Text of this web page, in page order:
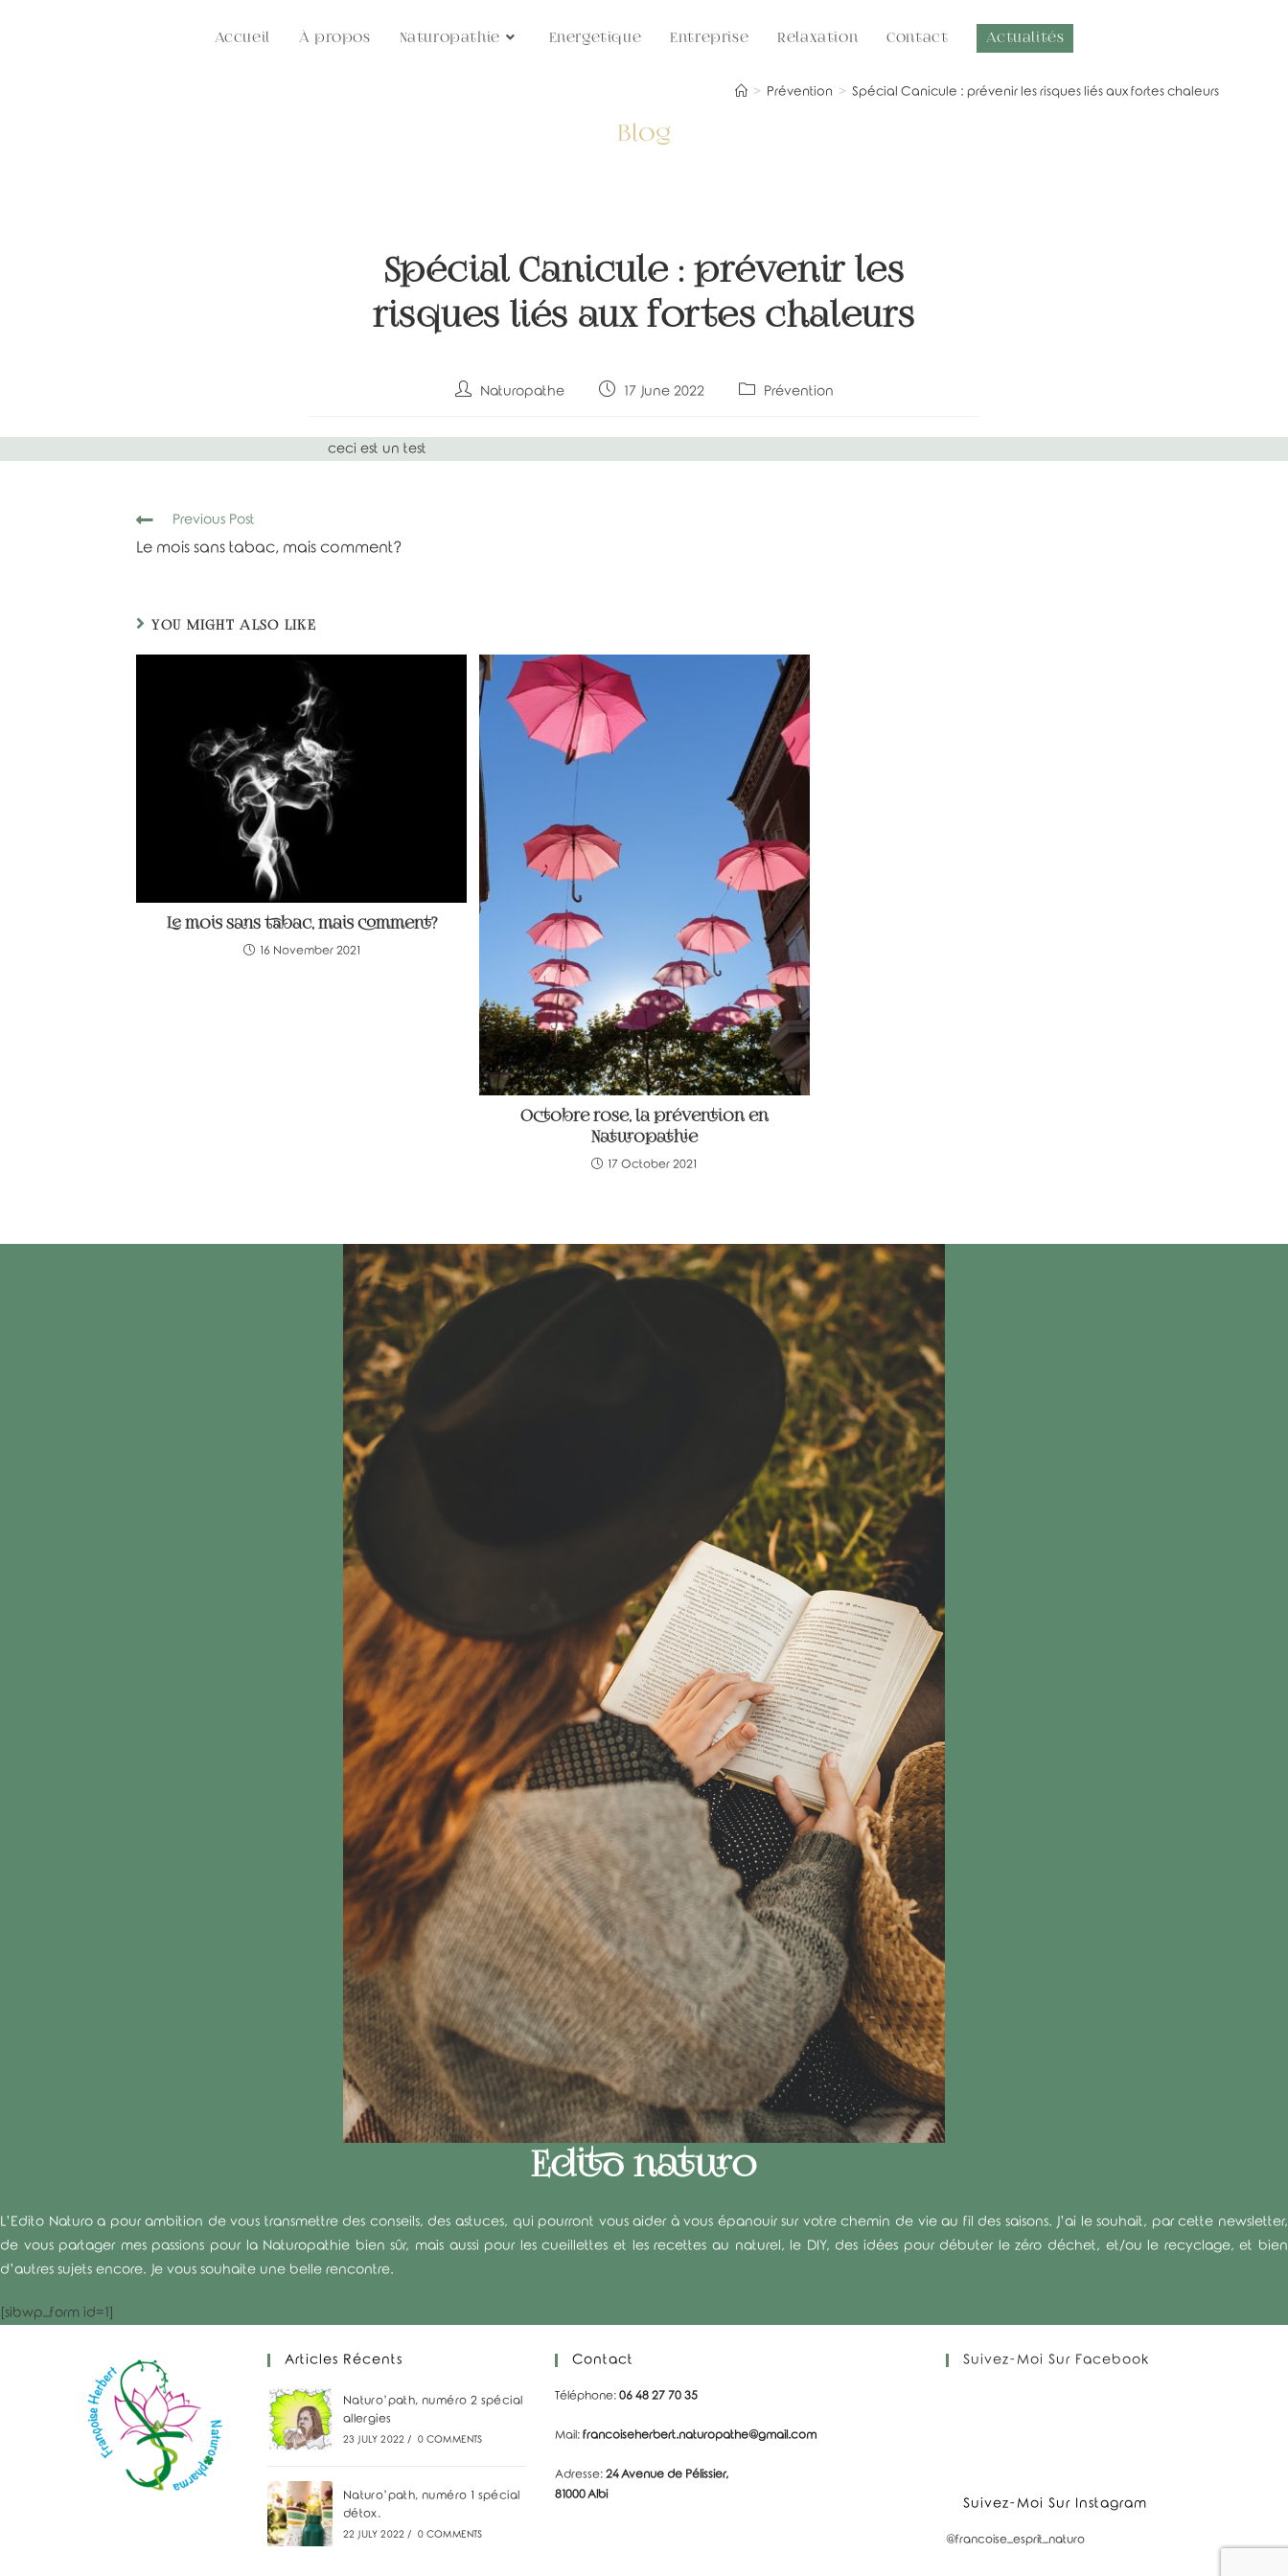
Accueil À propos Naturopathie Energetique Entreprise Relaxation Contact Actualités
Blog
> Prévention > Spécial Canicule : prévenir les risques liés aux fortes chaleurs
Spécial Canicule : prévenir les
risques liés aux fortes chaleurs
Post Naturopathe
Post 17 June 2022
Post Prévention
ceci est un test
Read
articles
Previous Post
Le mois sans tabac, mais comment?
YOU MIGHT ALSO LIKE
Le mois sans tabac, mais comment?
16 November 2021
Octobre rose, la prévention en
Naturopathie
17 October 2021
Edito naturo
L’Edito Naturo a pour ambition de vous transmettre des conseils, des astuces, qui pourront vous aider à vous épanouir sur votre chemin de vie au fil des saisons. J’ai le souhait, par cette newsletter,
de vous partager mes passions pour la Naturopathie bien sûr, mais aussi pour les cueillettes et les recettes au naturel, le DIY, des idées pour débuter le zéro déchet, et/ou le recyclage, et bien
d’autres sujets encore. Je vous souhaite une belle rencontre.
[sibwp_form id=1]
Articles Récents
Naturo’path, numéro 2 spécial
allergies
23 JULY 2022 / 0 COMMENTS
Naturo’path, numéro 1 spécial
détox.
22 JULY 2022 / 0 COMMENTS
Contact
Téléphone: 06 48 27 70 35
Mail: francoiseherbert.naturopathe@gmail.com
Adresse: 24 Avenue de Pélissier,
81000 Albi
Suivez-Moi Sur Facebook
Suivez-Moi Sur Instagram
@francoise_esprit_naturo